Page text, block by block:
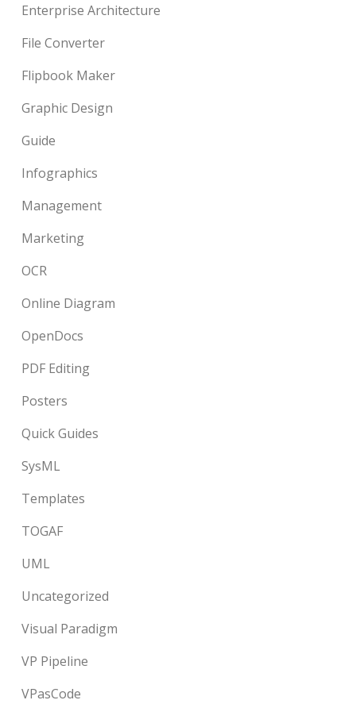
Enterprise Architecture
File Converter
Flipbook Maker
Graphic Design
Guide
Infographics
Management
Marketing
OCR
Online Diagram
OpenDocs
PDF Editing
Posters
Quick Guides
SysML
Templates
TOGAF
UML
Uncategorized
Visual Paradigm
VP Pipeline
VPasCode